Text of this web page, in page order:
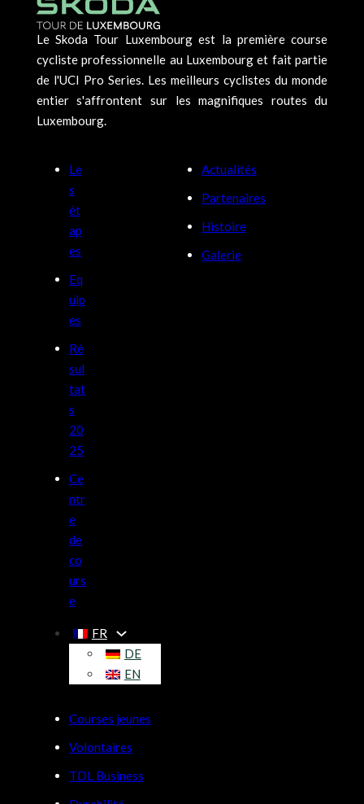
Le Skoda Tour Luxembourg est la première course
cycliste professionnelle au Luxembourg et fait partie
de l'UCI Pro Series. Les meilleurs cyclistes du monde
entier s'affrontent sur les magnifiques routes du
Luxembourg.
Le
s
ét
ap
es
Eq
uip
es
Ré
sul
tat
s
20
25
Ce
ntr
e
de
co
urs
e
FR
DE
EN
Actualités
Partenaires
Histoire
Galerie
Courses jeunes
Volontaires
TDL Business